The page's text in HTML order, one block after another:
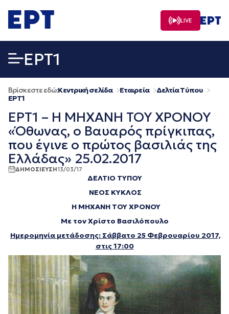
σε
περιεχόμενο
LIVE
EΡΤ1
Βρίσκεστε εδώ:Κεντρική σελίδα Εταιρεία
Δελτία Τύπου
EΡΤ1
ΕΡΤ1 – Η ΜΗΧΑΝΗ ΤΟΥ ΧΡΟΝOY
«Όθωνας, ο Βαυαρός πρίγκιπας,
που έγινε ο πρώτος βασιλιάς της
Ελλάδας» 25.02.2017
ΔΗΜΟΣΙΕΥΣΗ13/03/17
ΔΕΛΤΙΟ ΤΥΠΟΥ
ΝΕΟΣ ΚΥΚΛΟΣ
Η ΜΗΧΑΝΗ ΤΟΥ ΧΡΟΝΟΥ
Με τον Χρίστο Βασιλόπουλο
Ημερομηνία μετάδοσης: Σάββατο 25 Φεβρουαρίου 2017,
στις 17:00